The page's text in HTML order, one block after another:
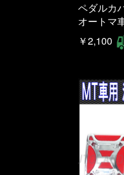
ペダルカ
オートマ
￥2,100